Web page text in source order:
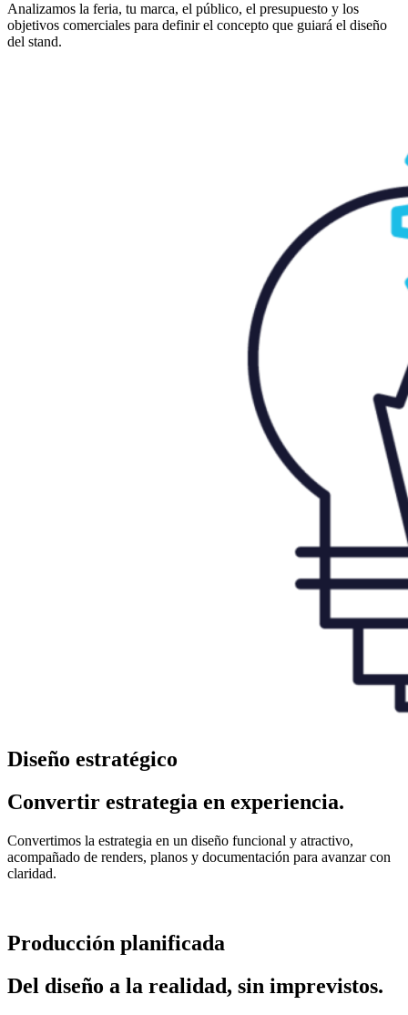
Analizamos la feria, tu marca, el público, el presupuesto y los
objetivos comerciales para definir el concepto que guiará el diseño
del stand.
Diseño estratégico
Convertir estrategia en experiencia.
Convertimos la estrategia en un diseño funcional y atractivo,
acompañado de renders, planos y documentación para avanzar con
claridad.
Producción planificada
Del diseño a la realidad, sin imprevistos.